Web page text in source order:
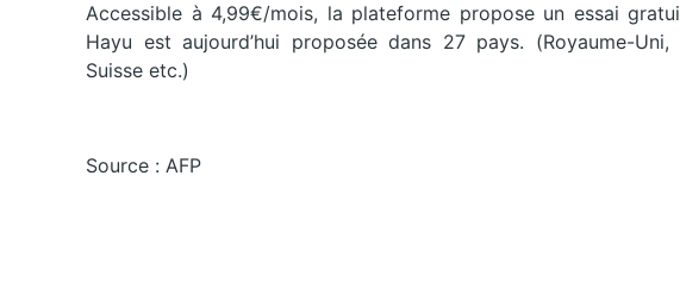
Accessible à 4,99€/mois, la plateforme propose un essai
Hayu est aujourd’hui proposée dans 27 pays. (Royaume-
Suisse etc.)
Source : AFP